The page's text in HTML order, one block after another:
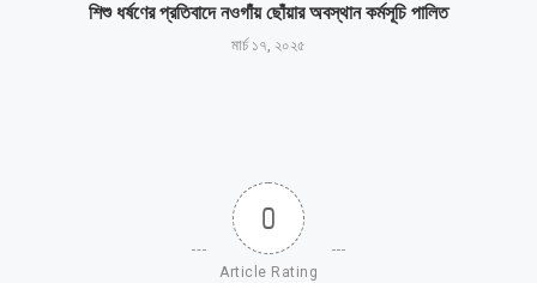
শিশু ধর্ষণের প্রতিবাদে নওগাঁয় ছোঁয়ার অবস্থান কর্মসূচি পালিত
মার্চ ১৭, ২০২৫
0
Article Rating